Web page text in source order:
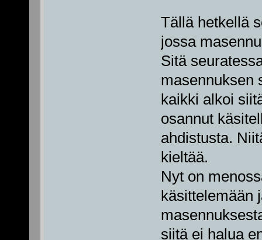
Tällä hetkellä
jossa
Sitä
masennuksen
kaikki alkoi
osannut
ahdistusta.
kieltää.
Nyt on
käsittelemään
siitä ei halua